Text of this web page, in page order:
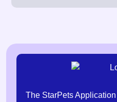
The StarPets